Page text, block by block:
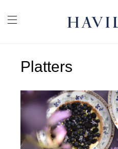
Ouvrir
Platters